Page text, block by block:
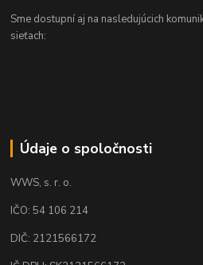
Sme dostupní aj na nasledujúcich
sieťach:
Údaje o spoločnosti
WWS, s. r. o.
IČO: 54 106 214
DIČ: 2121566172